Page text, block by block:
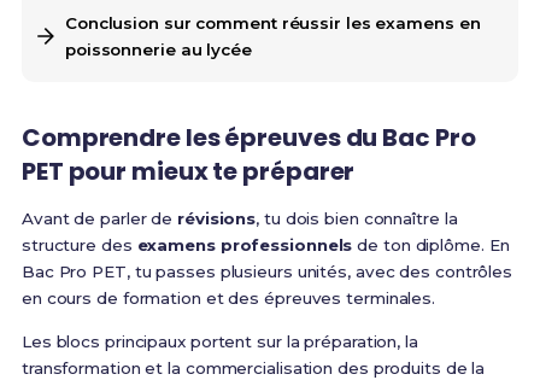
Conclusion sur comment réussir les examens en
poissonnerie au lycée
Comprendre les épreuves du Bac Pro
PET pour mieux te préparer
Avant de parler de révisions, tu dois bien connaître la
structure des examens professionnels de ton diplôme. En
Bac Pro PET, tu passes plusieurs unités, avec des contrôles
en cours de formation et des épreuves terminales.
Les blocs principaux portent sur la préparation, la
transformation et la commercialisation des produits de la